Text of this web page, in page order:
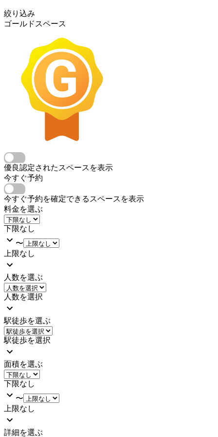
絞り込み
ゴールドスペース
優良認定されたスペースを表示
今すぐ予約
今すぐ予約を確定できるスペースを表示
料金を選ぶ
下限なし
〜
上限なし
人数を選ぶ
人数を選択
駅徒歩を選ぶ
駅徒歩を選択
面積を選ぶ
下限なし
〜
上限なし
詳細を選ぶ